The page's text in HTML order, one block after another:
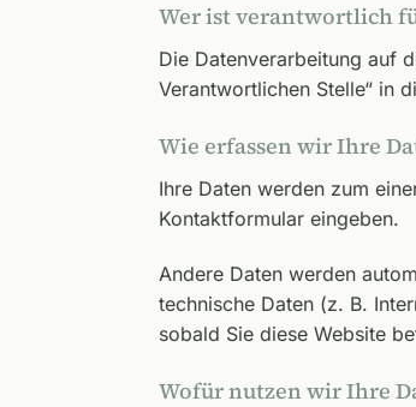
Wer ist verantwortlich
Die Datenverarbeitung auf
Verantwortlichen Stelle“ in
Wie erfassen wir Ihre
Ihre Daten werden zum
Kontaktformular eingeben.
Andere Daten werden
technische Daten (z. B.
sobald Sie diese Website
Wofür nutzen wir Ihre